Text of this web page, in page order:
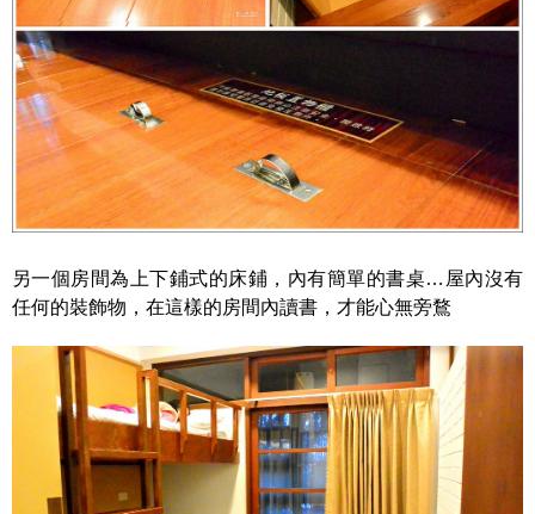
另一個房間為上下鋪式的床鋪，內有簡單的書桌…屋內沒有
任何的裝飾物，在這樣的房間內讀書，才能心無旁鶩